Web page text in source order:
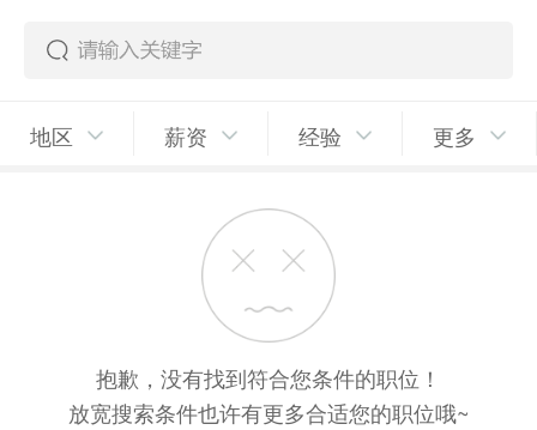
地区 薪资 经验 更多
抱歉，没有找到符合您条件的职位！
放宽搜索条件也许有更多合适您的职位哦~